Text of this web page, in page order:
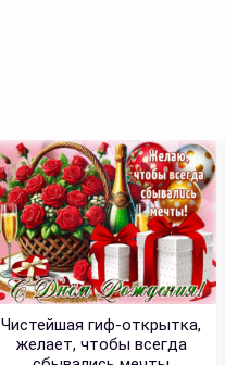
Чистейшая гиф-открытка,
желает, чтобы всегда